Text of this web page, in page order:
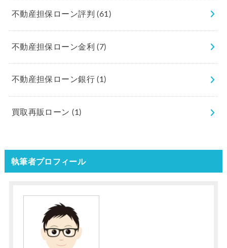
不動産担保ローン評判(61)
不動産担保ローン金利(7)
不動産担保ローン銀行(1)
買取再販ローン(1)
執筆者プロフィール